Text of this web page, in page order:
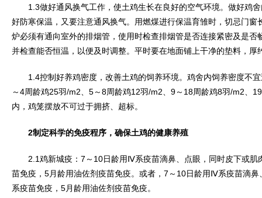
1.3做好通风换气工作，使土鸡生长在良好的空气环境。做好鸡舍
好防寒保温，又要注意通风换气。用燃煤进行保温育雏时，切忌门窗
炉必须有通向室外的排烟管，使用时检查排烟管是否连接紧密及是
并检查能否恒温，以便及时调整。平时要在地面铺上干净的垫料，厚
1.4控制好养鸡密度，改善土鸡的饲养环境。鸡舍内饲养密度不宜
～4周龄鸡25羽/m2、5～8周龄鸡12羽/m2、9～18周龄鸡8羽/m2、
内，鸡笼摆放不可过于拥挤、超标。
2制定科学的免疫程序，确保土鸡的健康养殖
2.1鸡新城疫：7～10日龄用Ⅳ系疫苗滴鼻、点眼，同时皮下或肌
苗免疫，5月龄用油佐剂疫苗免疫。或者，7～10日龄用Ⅳ系疫苗滴
系疫苗免疫，5月龄用油佐剂疫苗免疫。